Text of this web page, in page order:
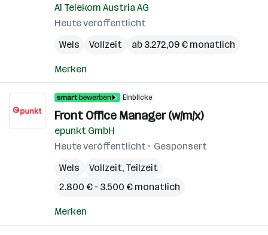
A1 Telekom Austria AG
Heute veröffentlicht
Wels
Vollzeit ab 3.272,09 € monatlich
Merken
Einblicke
Front Office Manager (w/m/x)
epunkt GmbH
Heute veröffentlicht
Gesponsert
Wels
Vollzeit, Teilzeit
2.800 € – 3.500 € monatlich
Merken